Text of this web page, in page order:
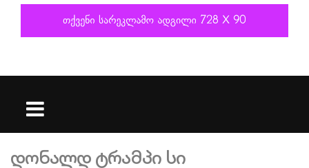
დონალდ ტრამპი სი